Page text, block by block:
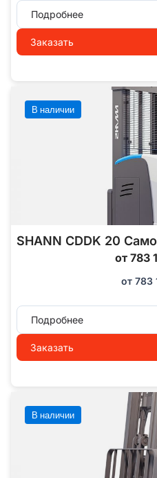
Подробнее
Заказать
В наличии
SHANN CDDK 20
от 783
от 783
Подробнее
Заказать
В наличии